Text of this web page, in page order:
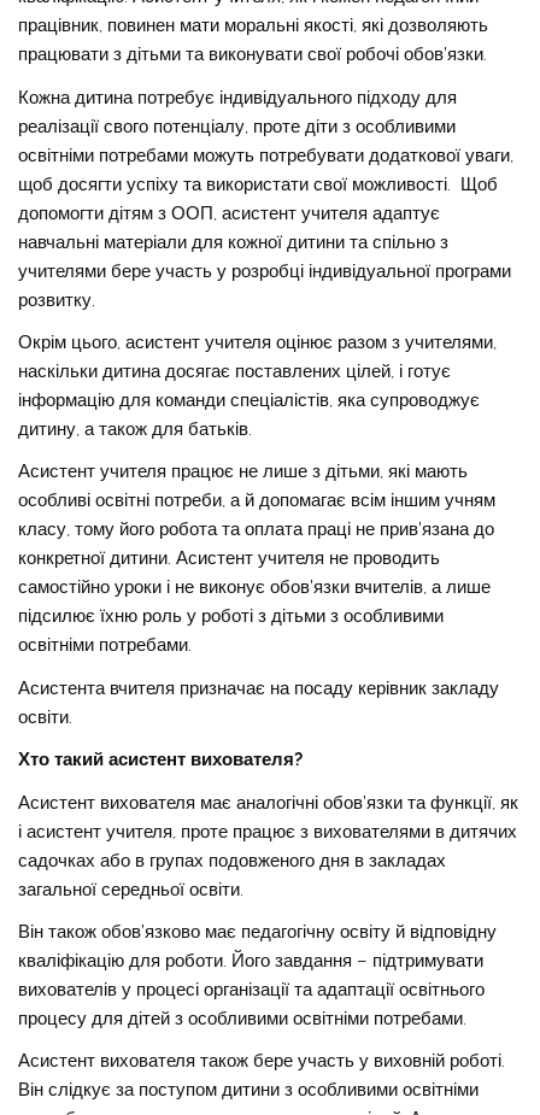
працівник, повинен мати моральні якості, які дозволяють
працювати з дітьми та виконувати свої робочі обов’язки.
Кожна дитина потребує індивідуального підходу для
реалізації свого потенціалу, проте діти з особливими
освітніми потребами можуть потребувати додаткової уваги,
щоб досягти успіху та використати свої можливості. Щоб
допомогти дітям з ООП, асистент учителя адаптує
навчальні матеріали для кожної дитини та спільно з
учителями бере участь у розробці індивідуальної програми
розвитку.
Окрім цього, асистент учителя оцінює разом з учителями,
наскільки дитина досягає поставлених цілей, і готує
інформацію для команди спеціалістів, яка супроводжує
дитину, а також для батьків.
Асистент учителя працює не лише з дітьми, які мають
особливі освітні потреби, а й допомагає всім іншим учням
класу, тому його робота та оплата праці не прив’язана до
конкретної дитини. Асистент учителя не проводить
самостійно уроки і не виконує обов’язки вчителів, а лише
підсилює їхню роль у роботі з дітьми з особливими
освітніми потребами.
Асистента вчителя призначає на посаду керівник закладу
освіти.
Хто такий асистент вихователя?
Асистент вихователя має аналогічні обов’язки та функції, як
і асистент учителя, проте працює з вихователями в дитячих
садочках або в групах подовженого дня в закладах
загальної середньої освіти.
Він також обов’язково має педагогічну освіту й відповідну
кваліфікацію для роботи. Його завдання – підтримувати
вихователів у процесі організації та адаптації освітнього
процесу для дітей з особливими освітніми потребами.
Асистент вихователя також бере участь у виховній роботі.
Він слідкує за поступом дитини з особливими освітніми